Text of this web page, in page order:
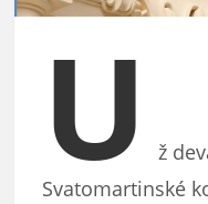
U
ž
Svatomartinské